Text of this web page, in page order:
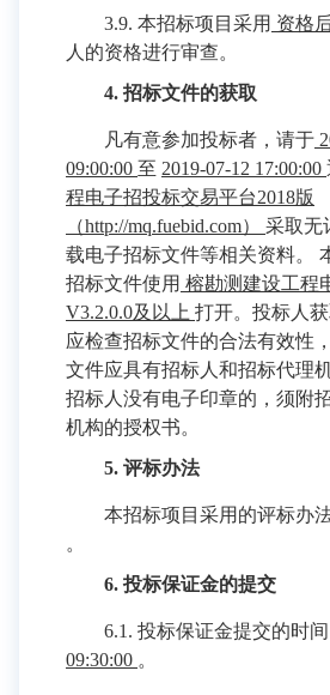
3.9. 本招标项目采用 资格
人的资格进行审查。
4. 招标文件的获取
凡有意参加投标者，请于
09:00:00 至 2019-07-12 17:00:00
程电子招投标交易平台2018版
（http://mq.fuebid.com） 采取无
载电子招标文件等相关资料。
招标文件使用 榕勘测建设工程
V3.2.0.0及以上 打开。投标人
应检查招标文件的合法有效性
文件应具有招标人和招标代理
招标人没有电子印章的，须附
机构的授权书。
5. 评标办法
本招标项目采用的评标办
。
6. 投标保证金的提交
6.1. 投标保证金提交的时间
09:30:00 。